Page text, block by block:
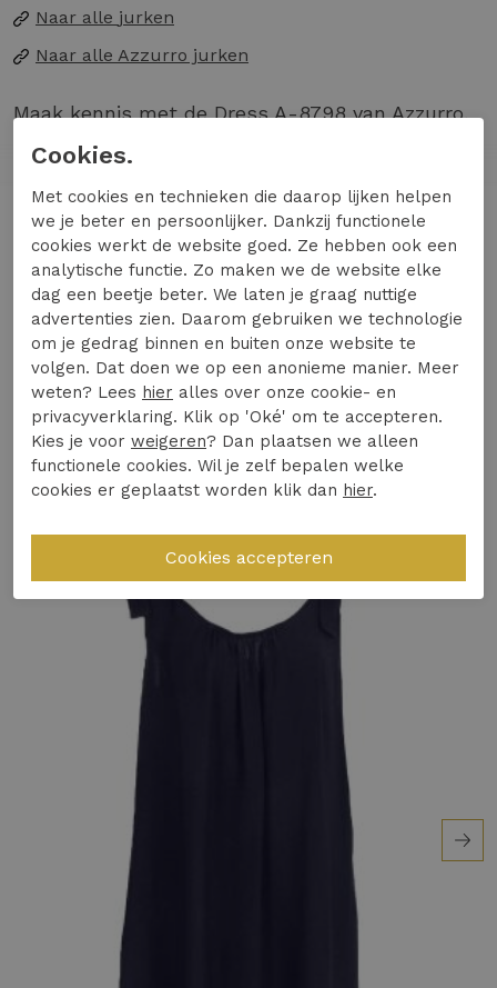
Naar alle jurken
Naar alle Azzurro jurken
Maak kennis met de Dress A-8798 van Azzurro,
een elegante beige jurk die jouw zomerlook
en is een populaire keuze voor modebewuste
dames die op zoek zijn naar een stijlvolle en
comfortabele outfit voor warme dagen.
Materiaal & Comfort:Deze jurk voelt heerlijk
licht en luchtig aan, perfect voor zomerse
temperaturen.
Design & Pasvorm:De jurk heeft een tijdloos
design dat moeiteloos elegantie uitstraalt,
ideaal voor zowel casual als formele
gelegenheden.
hoogwaardige materialen, waardoor je lang
van deze stijlvolle aanwinst kunt genieten.
50% polyester, 45% viscose en 5%
Veelgestelde vraag: Is deze jurk geschikt voor
dagelijks gebruik en welk seizoen?
Ja, deze jurk is perfect voor dagelijks gebruik
tijdens de zomermaanden in Nederland.
Combineer met sandalen voor een casual look of
hakken voor een avondje uit.
Ontdek het zelf!
Lees meer
Specificaties
Winkelvoorraad
Gerelateerde producten
Cookies.
Met cookies en technieken die daarop lijken helpen
we je beter en persoonlijker. Dankzij functionele
cookies werkt de website goed. Ze hebben ook een
analytische functie. Zo maken we de website elke
dag een beetje beter. We laten je graag nuttige
advertenties zien. Daarom gebruiken we technologie
om je gedrag binnen en buiten onze website te
volgen. Dat doen we op een anonieme manier. Meer
weten? Lees hier alles over onze cookie- en
privacyverklaring. Klik op 'Oké' om te accepteren.
Kies je voor weigeren? Dan plaatsen we alleen
functionele cookies. Wil je zelf bepalen welke
cookies er geplaatst worden klik dan hier.